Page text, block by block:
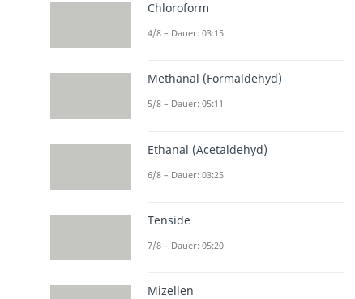
Chloroform
4/8 – Dauer: 03:15
Methanal (Formaldehyd)
5/8 – Dauer: 05:11
Ethanal (Acetaldehyd)
6/8 – Dauer: 03:25
Tenside
7/8 – Dauer: 05:20
Mizellen